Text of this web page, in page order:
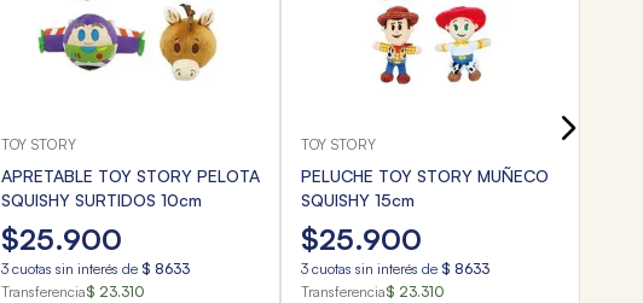
TOY STORY
APRETABLE TOY STORY PELOTA
SQUISHY SURTIDOS 10cm
$25.900
3 cuotas sin interés de $ 8633
Transferencia$ 23.310
TOY STORY
PELUCHE TOY STORY MUÑECO
SQUISHY 15cm
$25.900
3 cuotas sin interés de $ 8633
Transferencia$ 23.310